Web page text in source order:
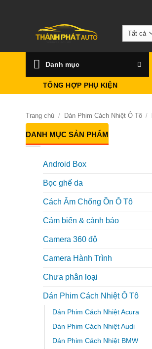
Danh mục
TỔNG HỢP PHỤ KIỆN
Trang chủ / Dán Phim Cách Nhiệt Ô Tô /
DANH MỤC SẢN PHẨM
Android Box
Bọc ghế da
Cách Âm Chống Ồn Ô Tô
Cảm biến & cảnh báo
Camera 360 độ
Camera Hành Trình
Chưa phân loại
Dán Phim Cách Nhiệt Ô Tô
Dán Phim Cách Nhiệt Acura
Dán Phim Cách Nhiệt Audi
Dán Phim Cách Nhiệt BMW